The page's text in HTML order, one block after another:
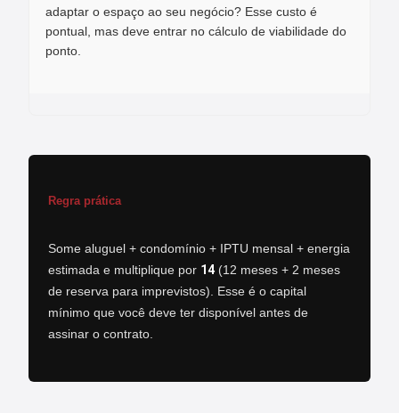
adaptar o espaço ao seu negócio? Esse custo é
pontual, mas deve entrar no cálculo de viabilidade do
ponto.
Regra prática
Some aluguel + condomínio + IPTU mensal + energia
estimada e multiplique por 14 (12 meses + 2 meses
de reserva para imprevistos). Esse é o capital
mínimo que você deve ter disponível antes de
assinar o contrato.